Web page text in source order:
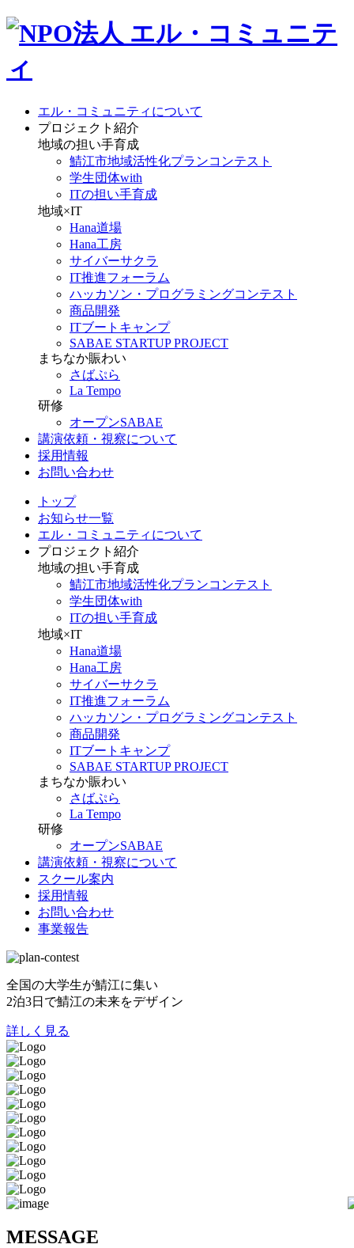
エル・コミュニティについて
プロジェクト紹介
地域の担い手育成
鯖江市地域活性化プランコンテスト
学生団体with
ITの担い手育成
地域×IT
Hana道場
Hana工房
サイバーサクラ
IT推進フォーラム
ハッカソン・プログラミングコンテスト
商品開発
ITブートキャンプ
SABAE STARTUP PROJECT
まちなか賑わい
さばぷら
La Tempo
研修
オープンSABAE
講演依頼・視察について
採用情報
お問い合わせ
トップ
お知らせ一覧
エル・コミュニティについて
プロジェクト紹介
地域の担い手育成
鯖江市地域活性化プランコンテスト
学生団体with
ITの担い手育成
地域×IT
Hana道場
Hana工房
サイバーサクラ
IT推進フォーラム
ハッカソン・プログラミングコンテスト
商品開発
ITブートキャンプ
SABAE STARTUP PROJECT
まちなか賑わい
さばぷら
La Tempo
研修
オープンSABAE
講演依頼・視察について
スクール案内
採用情報
お問い合わせ
事業報告
全国の大学生が鯖江に集い
2泊3日で鯖江の未来をデザイン
詳しく見る
MESSAGE